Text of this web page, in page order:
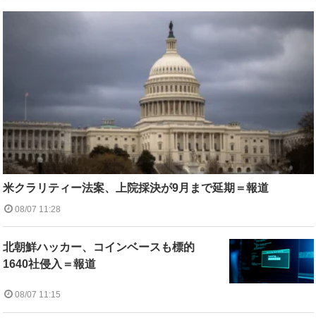
米クラリティー法案、上院採決が9月まで延期＝報道
08/07 11:28
北朝鮮ハッカー、コインベースも標的
1640社侵入＝報道
08/07 11:15